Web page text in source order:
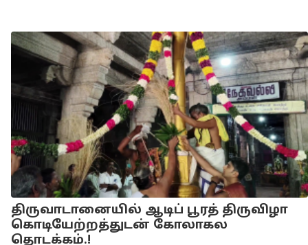
திருவாடானையில் ஆடிப் பூரத் திருவிழா
கொடியேற்றத்துடன் கோலாகல
தொடக்கம்.!